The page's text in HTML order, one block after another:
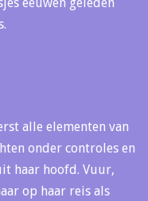
eeuwen geleden
alle elementen van
onder controles en
haar hoofd. Vuur,
op haar reis als